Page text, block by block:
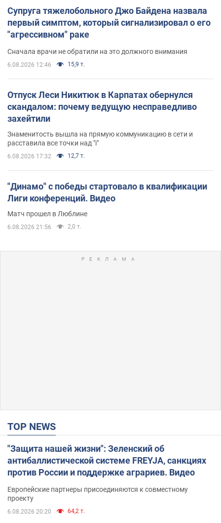
Супруга тяжелобольного Джо Байдена назвала
первый симптом, который сигнализировал о его
"агрессивном" раке
Сначала врачи не обратили на это должного внимания
6.08.2026 12:46 15,9 т.
Отпуск Леси Никитюк в Карпатах обернулся
скандалом: почему ведущую несправедливо
захейтили
Знаменитость вышла на прямую коммуникацию в сети и
расставила все точки над "i"
6.08.2026 17:32 12,7 т.
"Динамо" с победы стартовало в квалификации
Лиги конференций. Видео
Матч прошел в Люблине
6.08.2026 21:56 2,0 т.
TOP NEWS
"Защита нашей жизни": Зеленский об
антибаллистической системе FREYJA, санкциях
против России и поддержке аграриев. Видео
Европейские партнеры присоединяются к совместному
проекту
6.08.2026 20:20 64,2 т.